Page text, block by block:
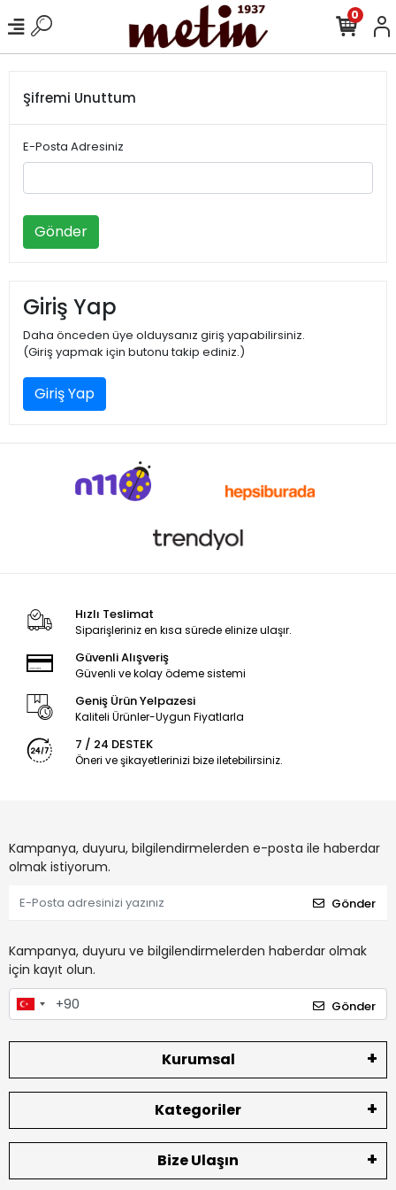
0
Şifremi Unuttum
E-Posta Adresiniz
Gönder
Giriş Yap
Daha önceden üye olduysanız giriş yapabilirsiniz.
(Giriş yapmak için butonu takip ediniz.)
Giriş Yap
Hızlı Teslimat
Siparişleriniz en kısa sürede elinize ulaşır.
Güvenli Alışveriş
Güvenli ve kolay ödeme sistemi
Geniş Ürün Yelpazesi
Kaliteli Ürünler-Uygun Fiyatlarla
7 / 24 DESTEK
Öneri ve şikayetlerinizi bize iletebilirsiniz.
Kampanya, duyuru, bilgilendirmelerden e-posta ile haberdar
olmak istiyorum.
Gönder
Kampanya, duyuru ve bilgilendirmelerden haberdar olmak
için kayıt olun.
Gönder
Kurumsal
Kategoriler
Bize Ulaşın